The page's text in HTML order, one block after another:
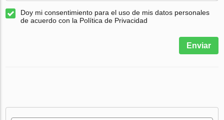
Doy mi consentimiento para el uso de mis datos personales
de acuerdo con la Política de Privacidad
Enviar